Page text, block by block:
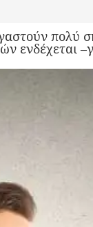
ενδέχεται